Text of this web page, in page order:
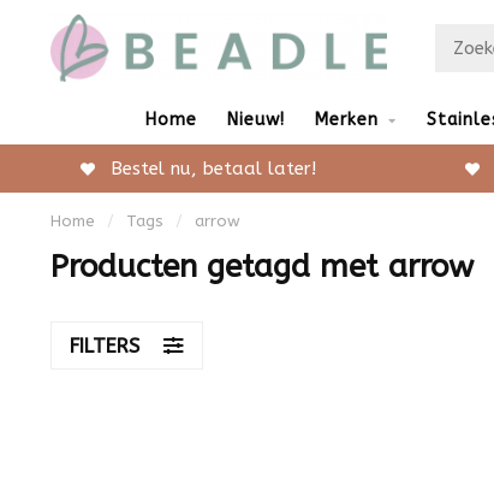
Home Nieuw! Merken
Bestel nu, betaal later!
Home / Tags / arrow
Producten getagd met arrow
FILTERS